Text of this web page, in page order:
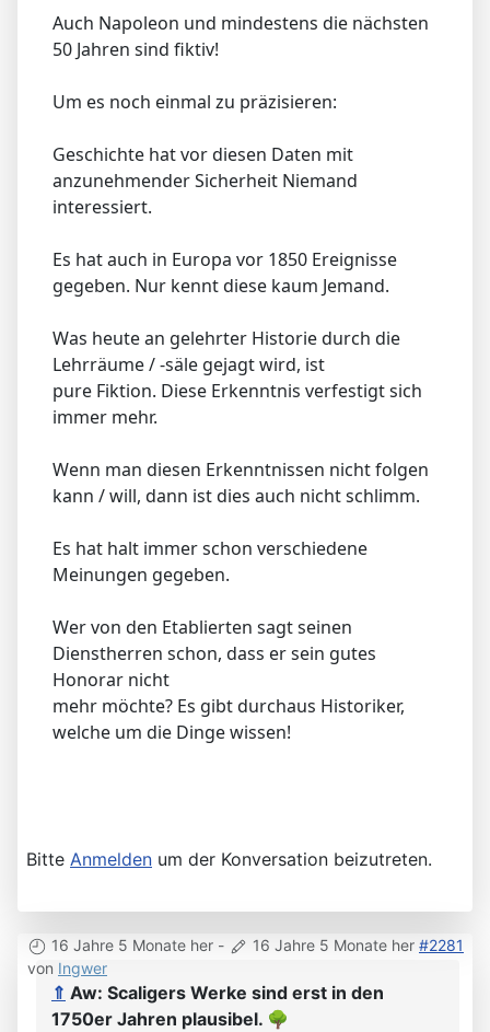
Auch Napoleon und mindestens die nächsten
50 Jahren sind fiktiv!
Um es noch einmal zu präzisieren:
Geschichte hat vor diesen Daten mit
anzunehmender Sicherheit Niemand
interessiert.
Es hat auch in Europa vor 1850 Ereignisse
gegeben. Nur kennt diese kaum Jemand.
Was heute an gelehrter Historie durch die
Lehrräume / -säle gejagt wird, ist
pure Fiktion. Diese Erkenntnis verfestigt sich
immer mehr.
Wenn man diesen Erkenntnissen nicht folgen
kann / will, dann ist dies auch nicht schlimm.
Es hat halt immer schon verschiedene
Meinungen gegeben.
Wer von den Etablierten sagt seinen
Dienstherren schon, dass er sein gutes
Honorar nicht
mehr möchte? Es gibt durchaus Historiker,
welche um die Dinge wissen!
Bitte Anmelden um der Konversation beizutreten.
16 Jahre 5 Monate her - 16 Jahre 5 Monate her #2281
von Ingwer
⇑ Aw: Scaligers Werke sind erst in den
1750er Jahren plausibel. 🌳